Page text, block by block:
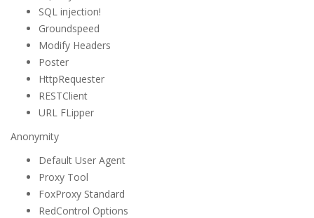
SQL injection!
Groundspeed
Modify Headers
Poster
HttpRequester
RESTClient
URL FLipper
Anonymity
Default User Agent
Proxy Tool
FoxProxy Standard
RedControl Options